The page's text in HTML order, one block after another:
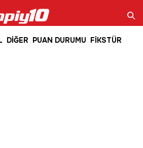
DİĞER PUAN DURUMU FİKSTÜRAra